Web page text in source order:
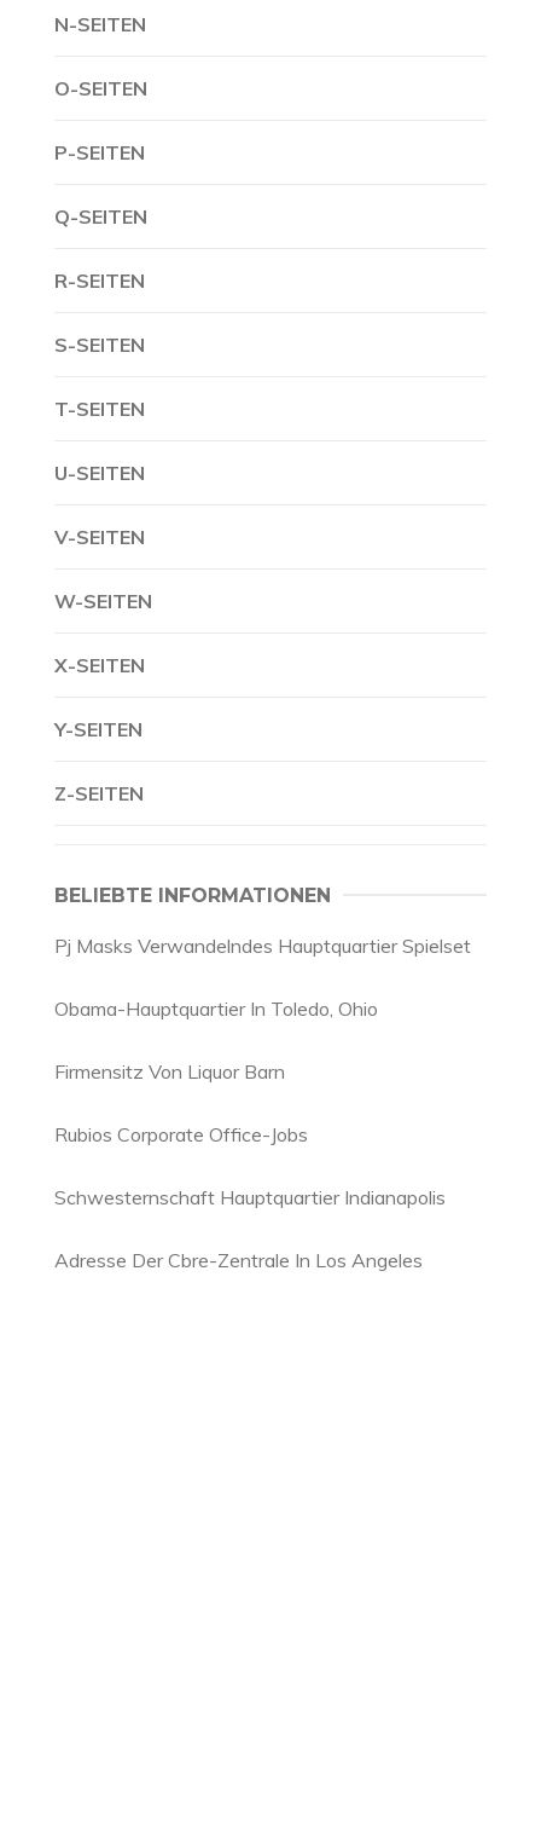
N-SEITEN
O-SEITEN
P-SEITEN
Q-SEITEN
R-SEITEN
S-SEITEN
T-SEITEN
U-SEITEN
V-SEITEN
W-SEITEN
X-SEITEN
Y-SEITEN
Z-SEITEN
BELIEBTE INFORMATIONEN
Pj Masks Verwandelndes Hauptquartier Spielset
Obama-Hauptquartier In Toledo, Ohio
Firmensitz Von Liquor Barn
Rubios Corporate Office-Jobs
Schwesternschaft Hauptquartier Indianapolis
Adresse Der Cbre-Zentrale In Los Angeles